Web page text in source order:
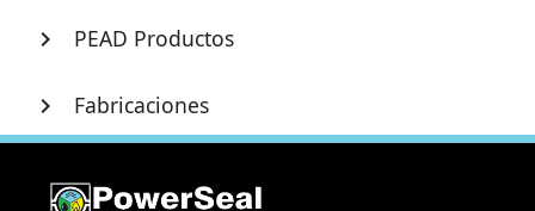
chevron_right PEAD Productos
chevron_right Fabricaciones